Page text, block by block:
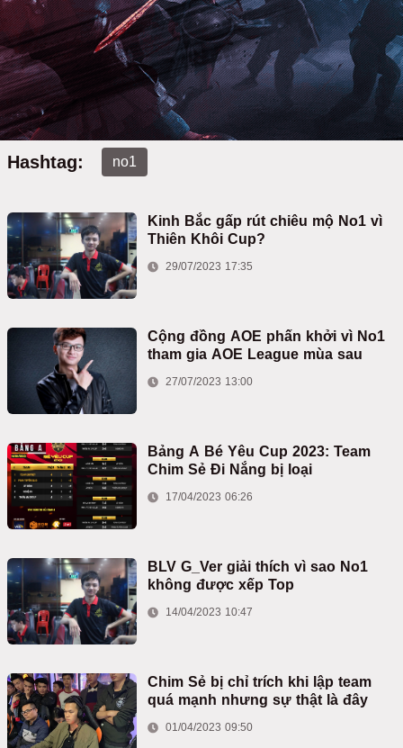
Hashtag: no1
Kinh Bắc gấp rút chiêu mộ No1 vì
Thiên Khôi Cup?
29/07/2023 17:35
Cộng đồng AOE phấn khởi vì No1
tham gia AOE League mùa sau
27/07/2023 13:00
Bảng A Bé Yêu Cup 2023: Team
Chim Sẻ Đi Nắng bị loại
17/04/2023 06:26
BLV G_Ver giải thích vì sao No1
không được xếp Top
14/04/2023 10:47
Chim Sẻ bị chỉ trích khi lập team
quá mạnh nhưng sự thật là đây
01/04/2023 09:50